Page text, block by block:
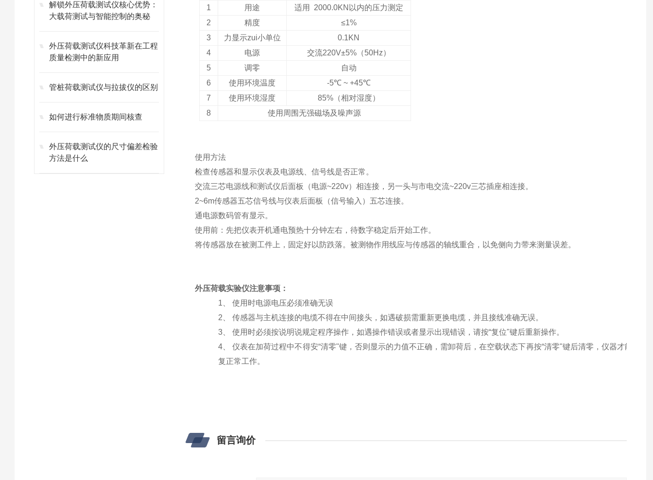
解锁外压荷载测试仪核心优势：
大载荷测试与智能控制的奥秘
外压荷载测试仪科技革新在工程
质量检测中的新应用
管桩荷载测试仪与拉拔仪的区别
如何进行标准物质期间核查
外压荷载测试仪的尺寸偏差检验
方法是什么
1 用途
适用 2000.0KN以内的压力测定
2
精度
≤1%
3
力显示zui小单位
0.1KN
4
电源
交流220V±5%（50Hz）
5
调零
自动
6
使用环境温度 -5℃ ~ +45℃
7
使用环境湿度 85%（相对湿度）
8
使用周围无强磁场及噪声源
使用方法
检查传感器和显示仪表及电源线、信号线是否正常。
交流三芯电源线和测试仪后面板（电源~220v）相连接，另一头与市电交流~220v三芯插座相连接。
2~6m传感器五芯信号线与仪表后面板（信号输入）五芯连接。
通电源数码管有显示。
使用前：先把仪表开机通电预热十分钟左右，待数字稳定后开始工作。
将传感器放在被测工件上，固定好以防跌落。被测物作用线应与传感器的轴线重合，以免侧向力带来测量误差。
外压荷载实验仪注意事项：
1、使用时电源电压必须准确无误
2、传感器与主机连接的电缆不得在中间接头，如遇破损需重新更换电缆，并且接线准确无误。
3、使用时必须按说明说规定程序操作，如遇操作错误或者显示出现错误，请按“复位"键后重新操作。
4、仪表在加荷过程中不得安“清零"键，否则显示的力值不正确，需卸荷后，在空载状态下再按“清零"键后清零，仪器才能恢
复正常工作。
留言询价